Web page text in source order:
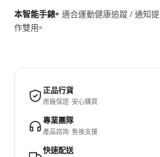
本智能手錶。 適合運動健康追蹤 / 通知
作雙用。
正品行貨
原廠保證 · 安心購買
專業團隊
產品諮詢 · 售後支援
快速配送